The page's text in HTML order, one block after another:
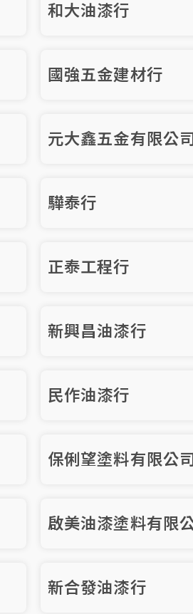
和大油漆行
國強五金建材行
元大鑫五金有限公
驊泰行
正泰工程行
新興昌油漆行
民作油漆行
保俐望塗料有限公
啟美油漆塗料有限
新合發油漆行